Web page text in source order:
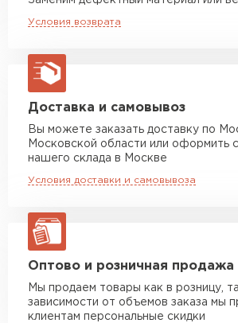
новые металлические листы.
Сочетается с любым дизайн-
Продолжительный срок
лет*.
макс. длина груза 13,5 м
Манипулятор до 5 тн
макс. длина груза 6 м
Манипулятор до 10 тн
макс. длина груза 8 м
Манипулятор до 20 тн
Условия возврата
Доставка и самовывоз
Вы можете заказать доставку по
Московской области или оформить
нашего склада в Москве
Условия доставки и самовывоза
Оптово и розничная продажа
Мы продаем товары как в розницу,
зависимости от объемов заказа мы
клиентам персональные скидки